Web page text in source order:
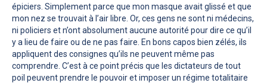
épiciers. Simplement parce que mon masque avait glissé et que
mon nez se trouvait à l’air libre. Or, ces gens ne sont ni médecins,
ni policiers et n’ont absolument aucune autorité pour dire ce qu’il
y a lieu de faire ou de ne pas faire. En bons capos bien zélés, ils
appliquent des consignes qu’ils ne peuvent même pas
comprendre. C’est à ce point précis que les dictateurs de tout
poil peuvent prendre le pouvoir et imposer un régime totalitaire